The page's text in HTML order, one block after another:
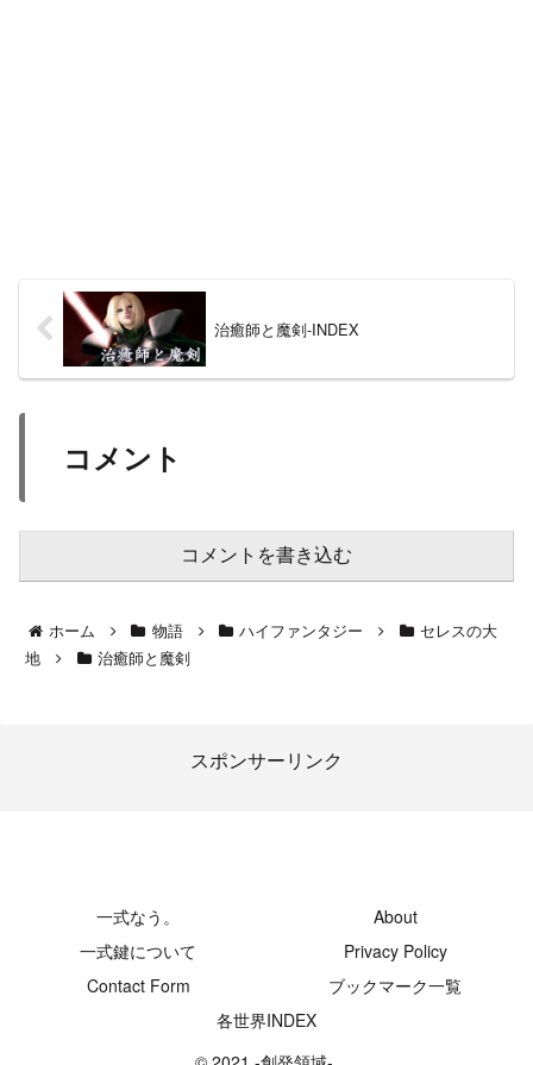
治癒師と魔剣-INDEX
コメント
コメントを書き込む
ホーム 物語 ハイファンタジー
セレスの大
地
治癒師と魔剣
スポンサーリンク
一式なう。
About
一式鍵について
Privacy Policy
Contact Form
ブックマーク一覧
各世界INDEX